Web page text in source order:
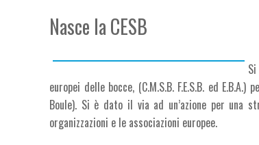
Nasce la CESB
europei delle bocce, (C.M.S.B. F.E.S.B. ed
Boule). Si è dato il via ad un’azione per
organizzazioni e le associazioni europee.